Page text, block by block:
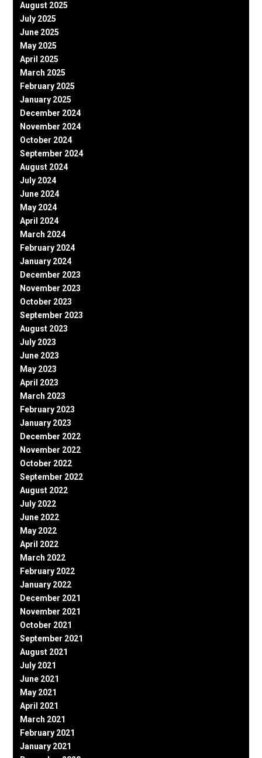
August 2025
July 2025
June 2025
May 2025
April 2025
March 2025
February 2025
January 2025
December 2024
November 2024
October 2024
September 2024
August 2024
July 2024
June 2024
May 2024
April 2024
March 2024
February 2024
January 2024
December 2023
November 2023
October 2023
September 2023
August 2023
July 2023
June 2023
May 2023
April 2023
March 2023
February 2023
January 2023
December 2022
November 2022
October 2022
September 2022
August 2022
July 2022
June 2022
May 2022
April 2022
March 2022
February 2022
January 2022
December 2021
November 2021
October 2021
September 2021
August 2021
July 2021
June 2021
May 2021
April 2021
March 2021
February 2021
January 2021